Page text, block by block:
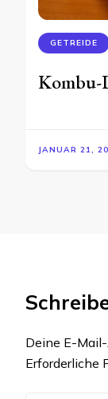
GETREIDE
Kombu-
JANUAR 21,
Deine E-
Erforderliche